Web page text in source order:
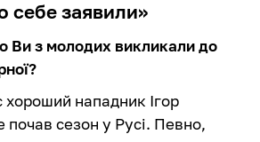
себе заявили»
Ви з молодих викликали до
хороший нападник Ігор
почав сезон у Русі. Певно,